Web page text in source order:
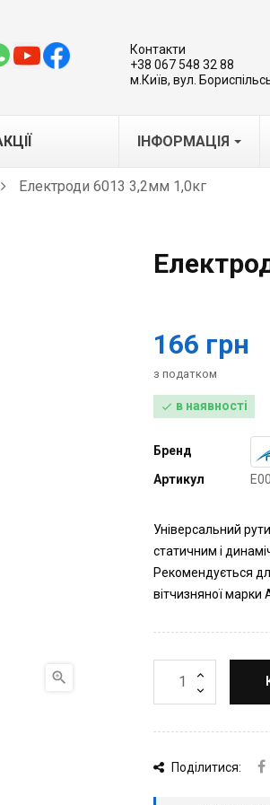
Контакти
+38 067 548 32 88
м.Київ, вул.
Лазерна обробка металів
ІНФОРМАЦІЯ
Електроди 6013 3,2мм 1,0кг

166 грн
з податком
 в наявності
Бренд
Артикул
Універсальний
статичним і
Рекомендується
вітчизняної марки
Поділитися: